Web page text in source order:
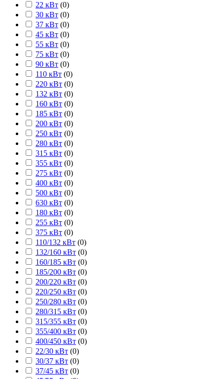
22 кВт (0)
30 кВт (0)
37 кВт (0)
45 кВт (0)
55 кВт (0)
75 кВт (0)
90 кВт (0)
110 кВт (0)
220 кВт (0)
132 кВт (0)
160 кВт (0)
185 кВт (0)
200 кВт (0)
250 кВт (0)
280 кВт (0)
315 кВт (0)
355 кВт (0)
275 кВт (0)
400 кВт (0)
500 кВт (0)
630 кВт (0)
180 кВт (0)
255 кВт (0)
375 кВт (0)
110/132 кВт (0)
132/160 кВт (0)
160/185 кВт (0)
185/200 кВт (0)
200/220 кВт (0)
220/250 кВт (0)
250/280 кВт (0)
280/315 кВт (0)
315/355 кВт (0)
355/400 кВт (0)
400/450 кВт (0)
22/30 кВт (0)
30/37 кВт (0)
37/45 кВт (0)